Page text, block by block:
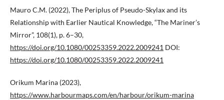
Mauro C.M. (2022), The Periplus of Pseudo-Skylax and its
Relationship with Earlier Nautical Knowledge, “The Mariner’s
Mirror”, 108(1), p. 6–30,
https://doi.org/10.1080/00253359.2022.2009241 DOI:
https://doi.org/10.1080/00253359.2022.2009241
Orikum Marina (2023),
https://www.harbourmaps.com/en/harbour/orikum-marina